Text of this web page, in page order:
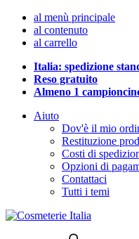
al menù principale
al contenuto
al carrello
Italia: spedizione
Reso gratuito
Almeno 1
Aiuto
Dov'è il mio
Restituzione
Costi di
Opzioni di
Contattaci
Tutti i temi